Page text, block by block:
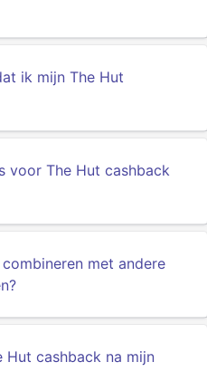
ik mijn The Hut
voor The Hut cashback
met andere
Hut cashback na mijn